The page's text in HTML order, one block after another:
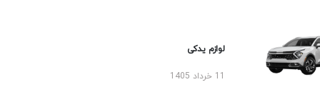
لوازم یدکی